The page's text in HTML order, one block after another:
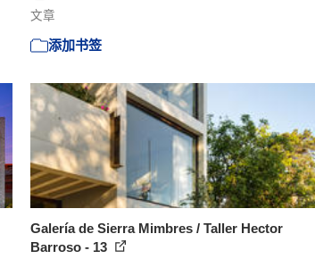
文章
添加书签
Galería de Sierra Mimbres / Taller Hector
Barroso - 13